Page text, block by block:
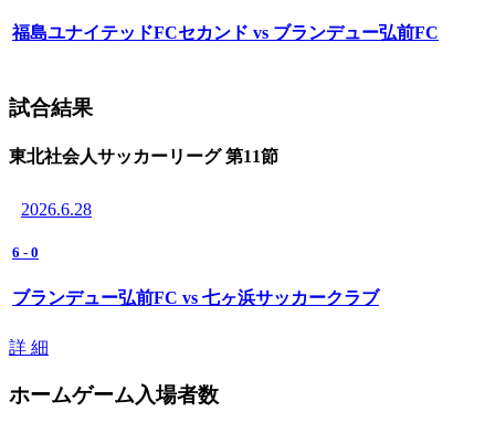
福島ユナイテッドFCセカンド vs ブランデュー弘前FC
試合結果
東北社会人サッカーリーグ 第11節
2026.6.28
6 - 0
ブランデュー弘前FC vs 七ヶ浜サッカークラブ
詳 細
ホームゲーム入場者数